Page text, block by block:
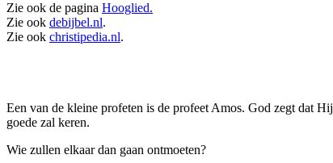
Zie ook de pagina Hooglied.
Zie ook debijbel.nl.
Zie ook christipedia.nl.
Een van de kleine profeten is de profeet Amos. God zegt dat
goede zal keren.
Wie zullen elkaar dan gaan ontmoeten?